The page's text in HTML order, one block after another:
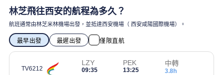
林芝飛往西安的航程為多久？
航班通常由林芝米林機場出發，並抵達西安機場（ 西安咸陽國際機場）。
最早出發 最遲出發 僅限直航
TV6212
LZY
09:35
PEK
13:25
中轉
3.8h